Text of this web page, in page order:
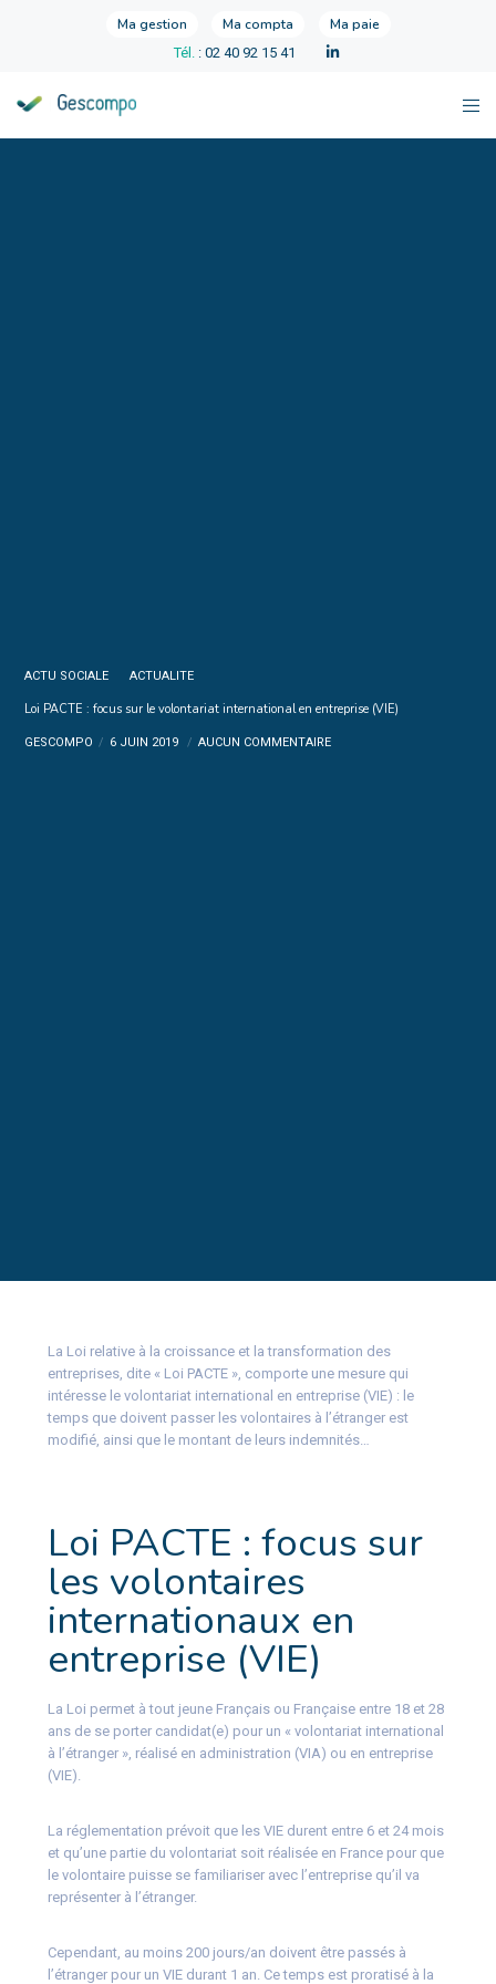
Ma gestion Ma compta Ma paie
Tél. : 02 40 92 15 41
ACTU SOCIALE ACTUALITE
Loi PACTE : focus sur le volontariat international en entreprise (VIE)
GESCOMPO 6 JUIN 2019 AUCUN COMMENTAIRE
La Loi relative à la croissance et la transformation des
entreprises, dite « Loi PACTE », comporte une mesure qui
intéresse le volontariat international en entreprise (VIE) : le
temps que doivent passer les volontaires à l’étranger est
modifié, ainsi que le montant de leurs indemnités…
Loi PACTE : focus sur
les volontaires
internationaux en
entreprise (VIE)
La Loi permet à tout jeune Français ou Française entre 18 et 28
ans de se porter candidat(e) pour un « volontariat international
à l’étranger », réalisé en administration (VIA) ou en entreprise
(VIE).
La réglementation prévoit que les VIE durent entre 6 et 24 mois
et qu’une partie du volontariat soit réalisée en France pour que
le volontaire puisse se familiariser avec l’entreprise qu’il va
représenter à l’étranger.
Cependant, au moins 200 jours/an doivent être passés à
l’étranger pour un VIE durant 1 an. Ce temps est proratisé à la